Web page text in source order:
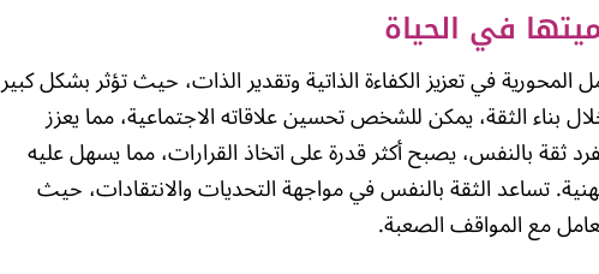
في الحياة
المحورية في تعزيز الكفاءة الذاتية وتقدير الذات، حيث تؤثر بشكل كبير
بناء الثقة، يمكن للشخص تحسين علاقاته الاجتماعية، مما يعزز
ثقة بالنفس، يصبح أكثر قدرة على اتخاذ القرارات، مما يسهل عليه
تساعد الثقة بالنفس في مواجهة التحديات والانتقادات، حيث
مع المواقف الصعبة.